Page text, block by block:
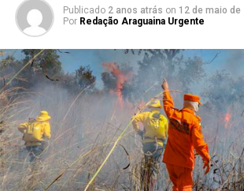
Publicado 2 anos atrás on 12 de maio de
Por Redação Araguaina Urgente